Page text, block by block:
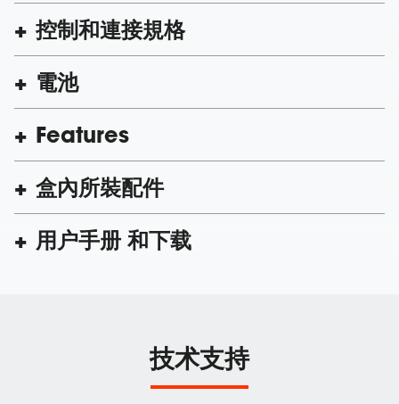
控制和連接規格
電池
Features
盒內所裝配件
用户手册 和下载
技术支持